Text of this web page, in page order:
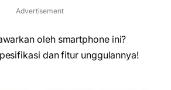
Advertisement
oleh smartphone ini?
dan fitur unggulannya!